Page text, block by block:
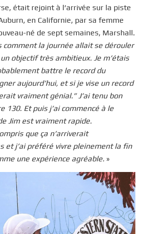
était rejoint à l’arrivée sur la piste
en Californie, par sa femme
né de sept semaines, Marshall.
comment la journée allait se dérouler
objectif très ambitieux. Je m’étais
battre le record du
aujourd’hui, et si je vise un record
vraiment génial.” J’ai tenu bon
130. Et puis j’ai commencé à le
Jim est vraiment rapide.
que ça n’arriverait
et j’ai préféré vivre pleinement la fin
une expérience agréable.»